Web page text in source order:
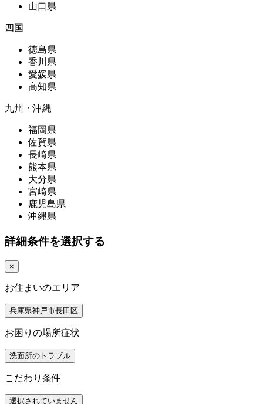
山口県
四国
徳島県
香川県
愛媛県
高知県
九州・沖縄
福岡県
佐賀県
長崎県
熊本県
大分県
宮崎県
鹿児島県
沖縄県
詳細条件を選択する
×
お住まいのエリア
兵庫県神戸市長田区
お困りの場所症状
洗面所のトラブル
こだわり条件
選択されていません